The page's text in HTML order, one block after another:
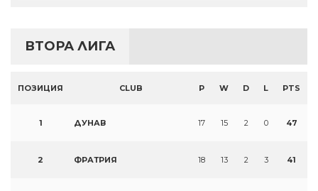
ВТОРА ЛИГА
ПОЗИЦИЯ CLUB P W D L PTS
1 ДУНАВ 17 15 2 0 47
2 ФРАТРИЯ 18 13 2 3 41